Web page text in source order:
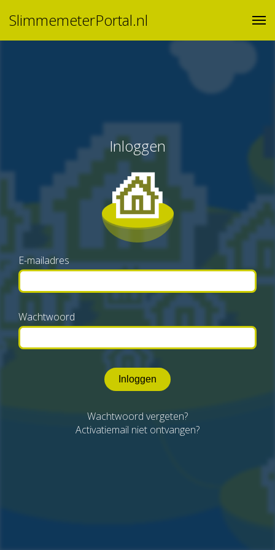
SlimmemeterPortal.nl
Inloggen
E-mailadres
Wachtwoord
Inloggen
Wachtwoord vergeten?
Activatiemail niet ontvangen?